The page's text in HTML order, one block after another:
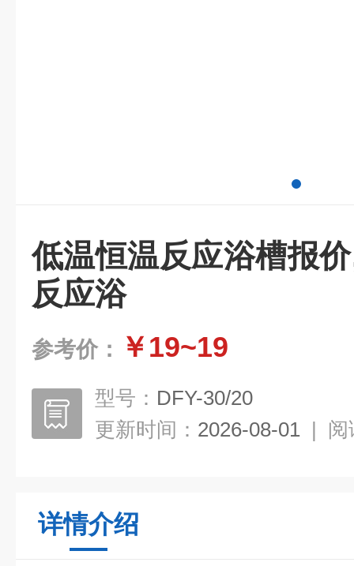
低温恒温反应浴槽报
反应浴
参考价： ￥19~19
型号： DFY-30/20
更新时间： 2026-08-01 | 阅
详情介绍